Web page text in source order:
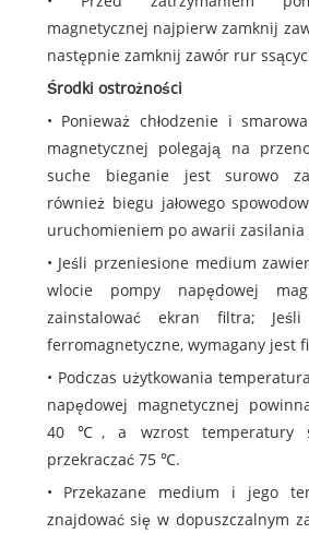
magnetycznej najpierw zamknij
następnie zamknij zawór rur
Środki ostrożności
• Ponieważ chłodzenie i
magnetycznej polegają na
suche bieganie jest surowo
również biegu jałowego
uruchomieniem po awarii zasilania
• Jeśli przeniesione medium
wlocie pompy napędowej
zainstalować ekran filtra;
ferromagnetyczne, wymagany jest
• Podczas użytkowania
napędowej magnetycznej
40 ℃, a wzrost temperatury
przekraczać 75 ℃.
• Przekazane medium i jego
znajdować się w dopuszczalnym